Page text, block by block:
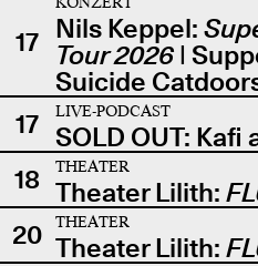
17 Nils Keppel:
Tour 2026|
Suicide
17
LIVE-PODCAST
SOLD OUT: Kafi
18
THEATER
Theater Lilith:
20
THEATER
Theater Lilith: